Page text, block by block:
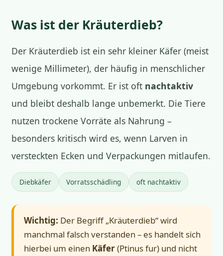
Was ist der Kräuterdieb?
Der Kräuterdieb ist ein sehr kleiner Käfer (meist
wenige Millimeter), der häufig in menschlicher
Umgebung vorkommt. Er ist oft nachtaktiv
und bleibt deshalb lange unbemerkt. Die Tiere
nutzen trockene Vorräte als Nahrung –
besonders kritisch wird es, wenn Larven in
versteckten Ecken und Verpackungen mitlaufen.
Diebkäfer Vorratsschädling oft nachtaktiv
Wichtig: Der Begriff „Kräuterdieb“ wird
manchmal falsch verstanden – es handelt sich
hierbei um einen Käfer(Ptinus fur) und nicht